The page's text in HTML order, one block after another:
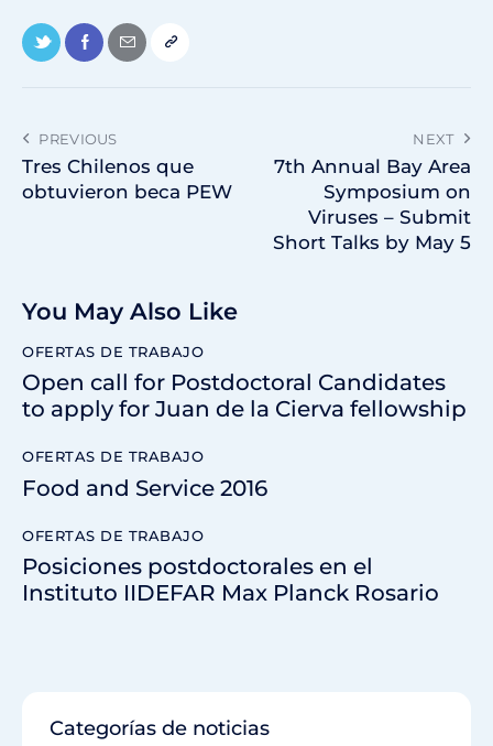
PREVIOUS
Tres Chilenos que
obtuvieron beca PEW
NEXT
7th Annual Bay Area
Symposium on
Viruses – Submit
Short Talks by May 5
You May Also Like
OFERTAS DE TRABAJO
Open call for Postdoctoral Candidates
to apply for Juan de la Cierva fellowship
OFERTAS DE TRABAJO
Food and Service 2016
OFERTAS DE TRABAJO
Posiciones postdoctorales en el
Instituto IIDEFAR Max Planck Rosario
Categorías de noticias